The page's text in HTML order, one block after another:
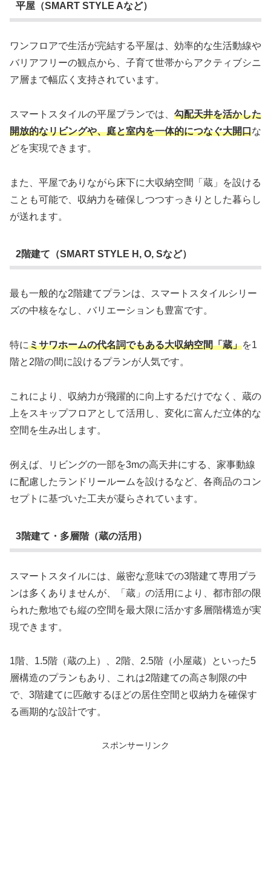
平屋（SMART STYLE Aなど）
ワンフロアで生活が完結する平屋は、効率的な生活動線や
バリアフリーの観点から、子育て世帯からアクティブシニ
ア層まで幅広く支持されています。
スマートスタイルの平屋プランでは、 勾配天井を活かした
開放的なリビングや、庭と室内を一体的につなぐ大開口な
どを実現できます。
また、平屋でありながら床下に大収納空間「蔵」を設ける
ことも可能で、収納力を確保しつつすっきりとした暮らし
が送れます。
2階建て（SMART STYLE H, O, Sなど）
最も一般的な2階建てプランは、スマートスタイルシリー
ズの中核をなし、バリエーションも豊富です。
特にミサワホームの代名詞でもある大収納空間「蔵」を1
階と2階の間に設けるプランが人気です。
これにより、収納力が飛躍的に向上するだけでなく、蔵の
上をスキップフロアとして活用し、変化に富んだ立体的な
空間を生み出します。
例えば、リビングの一部を3mの高天井にする、家事動線
に配慮したランドリールームを設けるなど、各商品のコン
セプトに基づいた工夫が凝らされています。
3階建て・多層階（蔵の活用）
スマートスタイルには、厳密な意味での3階建て専用プラ
ンは多くありませんが、「蔵」の活用により、都市部の限
られた敷地でも縦の空間を最大限に活かす多層階構造が実
現できます。
1階、1.5階（蔵の上）、2階、2.5階（小屋蔵）といった5
層構造のプランもあり、これは2階建ての高さ制限の中
で、3階建てに匹敵するほどの居住空間と収納力を確保す
る画期的な設計です。
スポンサーリンク